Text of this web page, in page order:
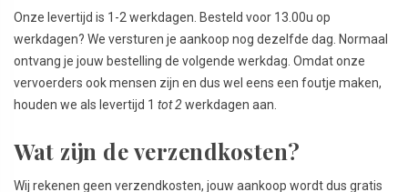
Onze levertijd is 1-2 werkdagen. Besteld voor 13.00u op
werkdagen? We versturen je aankoop nog dezelfde dag. Normaal
ontvang je jouw bestelling de volgende werkdag. Omdat onze
vervoerders ook mensen zijn en dus wel eens een foutje maken,
houden we als levertijd 1 tot 2werkdagen aan.
Wat zijn de verzendkosten?
Wij rekenen geen verzendkosten, jouw aankoop wordt dus gratis